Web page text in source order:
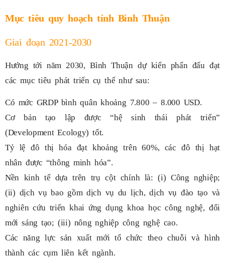
Mục tiêu quy hoạch tỉnh Bình Thuận
Giai đoạn 2021-2030
Hướng tới năm 2030, Bình Thuận dự kiến phấn đấu đạt
các mục tiêu phát triển cụ thể như sau:
Có mức GRDP bình quân khoảng 7.800 – 8.000 USD.
Cơ bản tạo lập được “hệ sinh thái phát triển”
(Development Ecology) tốt.
Tỷ lệ đô thị hóa đạt khoảng trên 60%, các đô thị hạt
nhân được “thông minh hóa”.
Nền kinh tế dựa trên trụ cột chính là: (i) Công nghiệp;
(ii) dịch vụ bao gồm dịch vụ du lịch, dịch vụ đào tạo và
nghiên cứu triển khai ứng dụng khoa học công nghệ, đổi
mới sáng tạo; (iii) nông nghiệp công nghệ cao.
Các năng lực sản xuất mới tổ chức theo chuỗi và hình
thành các cụm liên kết ngành.